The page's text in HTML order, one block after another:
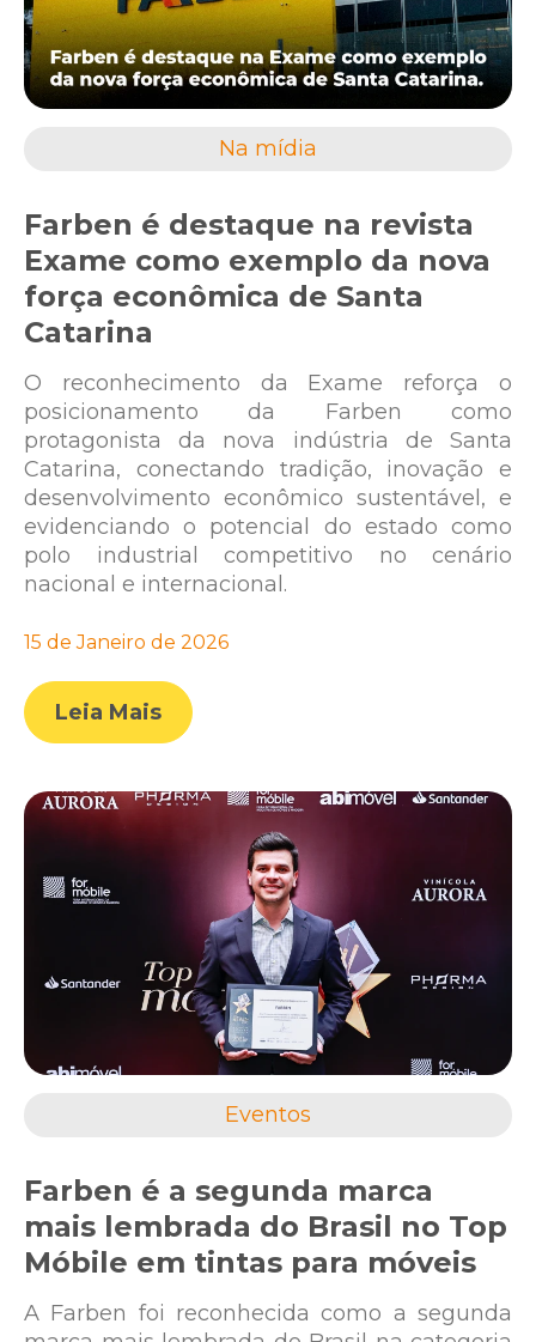
Na mídia
Farben é destaque na revista
Exame como exemplo da nova
força econômica de Santa
Catarina
O reconhecimento da Exame reforça o
posicionamento da Farben como
protagonista da nova indústria de Santa
Catarina, conectando tradição, inovação e
desenvolvimento econômico sustentável, e
evidenciando o potencial do estado como
polo industrial competitivo no cenário
nacional e internacional.
15 de Janeiro de 2026
Leia Mais
Eventos
Farben é a segunda marca
mais lembrada do Brasil no Top
Móbile em tintas para móveis
A Farben foi reconhecida como a segunda